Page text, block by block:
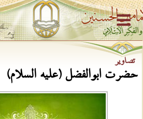
تصاویر
حضرت ابوالفضل (علیه السلام)